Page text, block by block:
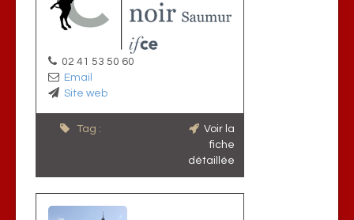
02 41 53 50 60
Email
Site web
Tag :
Voir la
fiche
détaillée